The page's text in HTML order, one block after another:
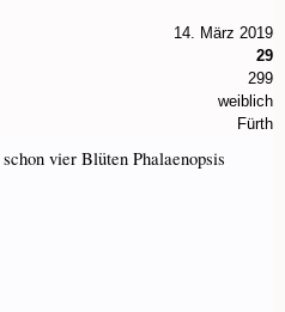
14. März 2019
29
299
weiblich
Fürth
vier Blüten Phalaenopsis